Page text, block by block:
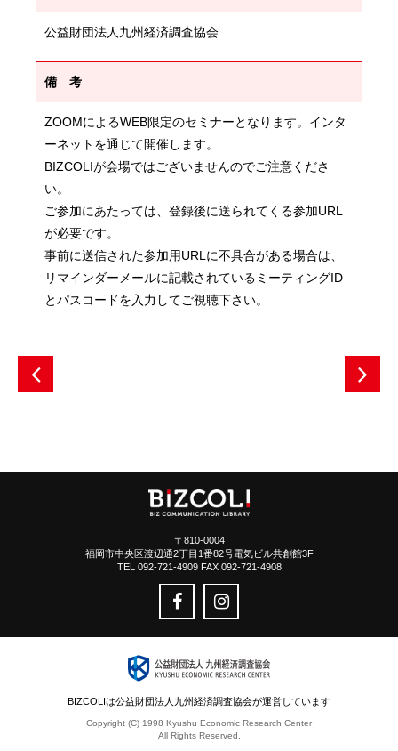
公益財団法人九州経済調査協会
備 考
ZOOMによるWEB限定のセミナーとなります。インタ
ーネットを通じて開催します。
BIZCOLIが会場ではございませんのでご注意くださ
い。
ご参加にあたっては、登録後に送られてくる参加URL
が必要です。
事前に送信された参加用URLに不具合がある場合は、
リマインダーメールに記載されているミーティングID
とパスコードを入力してご視聴下さい。
〒810-0004
福岡市中央区渡辺通2丁目1番82号電気ビル共創館3F
TEL 092-721-4909 FAX 092-721-4908
BIZCOLIは公益財団法人九州経済調査協会が運営しています
Copyright (C) 1998 Kyushu Economic Research Center
All Rights Reserved.